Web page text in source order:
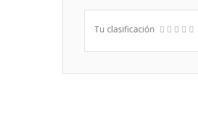
Tu clasificación